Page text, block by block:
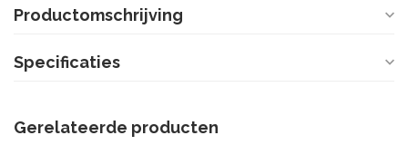
Productomschrijving
Specificaties
Gerelateerde producten